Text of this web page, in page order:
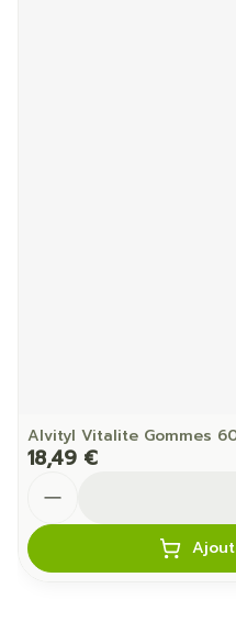
Alvityl Vitalite Gommes
18,49 €